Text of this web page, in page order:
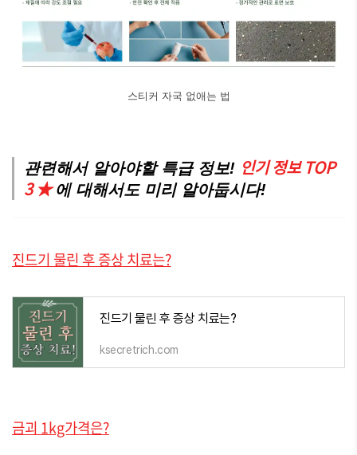
스티커 자국 없애는 법
관련해서 알아야할 특급 정보! 인기 정보 TOP
3 ★에 대해서도 미리 알아둡시다!
진드기 물린 후 증상 치료는?
진드기 물린 후 증상 치료는?
ksecretrich.com
금괴 1kg가격은?